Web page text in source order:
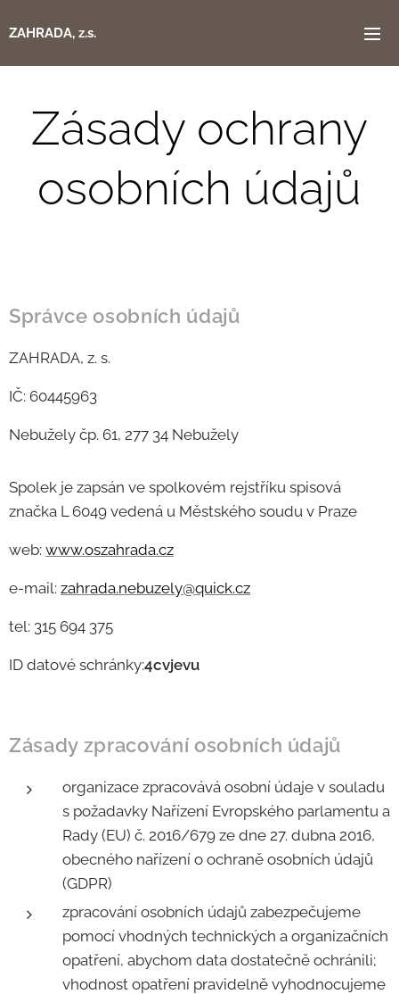
ZAHRADA, z.s.
Zásady ochrany
osobních údajů
Správce osobních údajů
ZAHRADA, z. s.
IČ: 60445963
Nebužely čp. 61, 277 34 Nebužely
Spolek je zapsán ve spolkovém rejstříku spisová
značka L 6049 vedená u Městského soudu v Praze
web: www.oszahrada.cz
e-mail: zahrada.nebuzely@quick.cz
tel: 315 694 375
ID datové schránky:4cvjevu
Zásady zpracování osobních údajů
organizace zpracovává osobní údaje v souladu
s požadavky Nařízení Evropského parlamentu a
Rady (EU) č. 2016/679 ze dne 27. dubna 2016,
obecného nařízení o ochraně osobních údajů
(GDPR)
zpracování osobních údajů zabezpečujeme
pomocí vhodných technických a organizačních
opatření, abychom data dostatečně ochránili;
vhodnost opatření pravidelně vyhodnocujeme